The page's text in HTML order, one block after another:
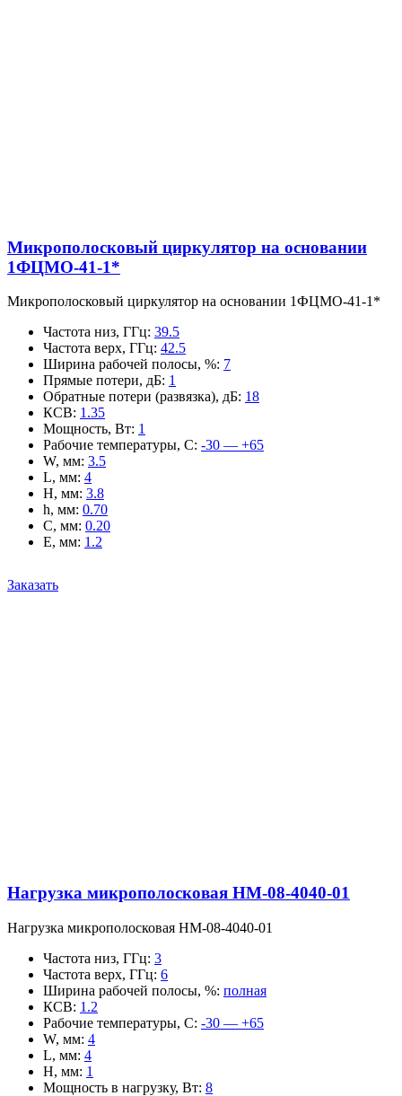
Микрополосковый циркулятор на основании
1ФЦМО-41-1*
Микрополосковый циркулятор на основании 1ФЦМО-41-1*
Частота низ, ГГц: 39.5
Частота верх, ГГц: 42.5
Ширина рабочей полосы, %: 7
Прямые потери, дБ: 1
Обратные потери (развязка), дБ: 18
КСВ: 1.35
Мощность, Вт: 1
Рабочие температуры, С: -30 — +65
W, мм: 3.5
L, мм: 4
H, мм: 3.8
h, мм: 0.70
C, мм: 0.20
E, мм: 1.2
Заказать
Нагрузка микрополосковая НМ-08-4040-01
Нагрузка микрополосковая НМ-08-4040-01
Частота низ, ГГц: 3
Частота верх, ГГц: 6
Ширина рабочей полосы, %: полная
КСВ: 1.2
Рабочие температуры, С: -30 — +65
W, мм: 4
L, мм: 4
H, мм: 1
Мощность в нагрузку, Вт: 8